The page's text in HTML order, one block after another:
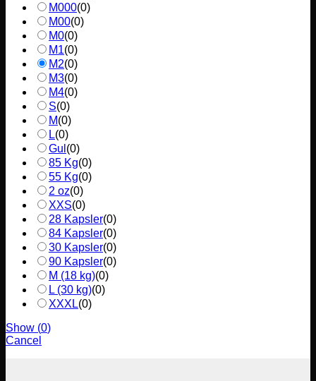
M000(0)
M00(0)
M0(0)
M1(0)
M2(0)
M3(0)
M4(0)
S(0)
M(0)
L(0)
Gul (0)
85 Kg(0)
55 Kg(0)
2 oz(0)
XXS(0)
28 Kapsler(0)
84 Kapsler(0)
30 Kapsler(0)
90 Kapsler(0)
M (18 kg)(0)
L (30 kg)(0)
XXXL(0)
Show (0)
Cancel